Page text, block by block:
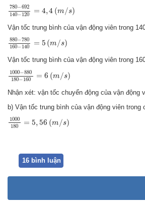
780−692
140−120 = 4,4 (m /s)
780 −692
Vận tốc trung bình của vận động viên trong
880−780
160−140 = 5 (m /s)
880 −780 − 140 =
Vận tốc trung bình của vận động viên trong
1000−880
180−160 = 6 (m /s)
1000 −880
Nhận xét: vận tốc chuyển động của vận động
b) Vận tốc trung bình của vận động viên trong
1000
180
= 5,56 (m /s)
1000 56 m s
16 bình luận